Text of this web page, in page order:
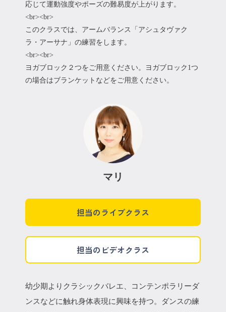
応じて運動強度やポーズの難易度が上がります。
<br><br>
このクラスでは、アームバランス「アシュタヴァク
ラ・アーサナ」の練習をします。
<br><br>
ヨガブロック２つをご用意ください。ヨガブロック1つ
の場合はブランケットなどをご用意ください。
マリ
担当のライブクラス
担当のビデオクラス
幼少期よりクラシックバレエ、コンテンポラリーダ
ンスなどに触れ身体表現に興味を持つ。ダンスの練